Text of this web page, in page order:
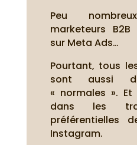
Peu
marketeurs
sur Meta Ads…
Pourtant, tous
sont aussi
« normales ».
dans les
préférentielles
Instagram.